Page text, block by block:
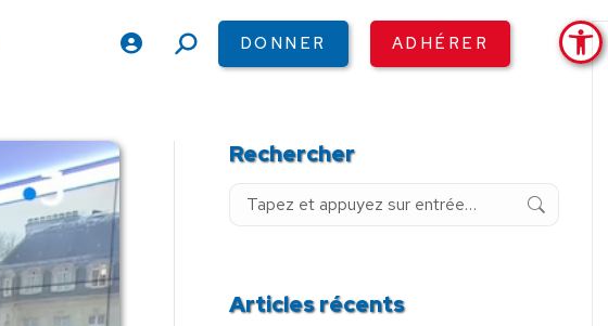
RechercheDONNER ADHÉRER
Rechercher
Recherche
Articles récents